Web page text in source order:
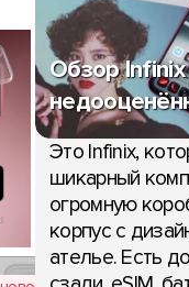
Обзор
Это Infinix,
шикарный
огромную
корпус с
ателье. Есть